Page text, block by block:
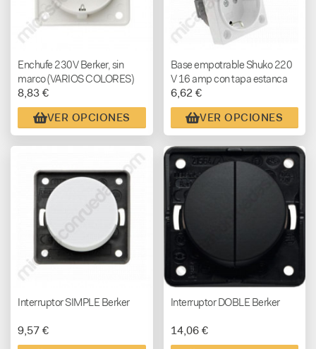
Enchufe 230V Berker, sin
marco (VARIOS COLORES)
8,83 €
VER OPCIONES
Base empotrable Shuko 220
V 16 amp con tapa estanca
color blanco o negro
6,62 €
VER OPCIONES
Interruptor SIMPLE Berker
9,57 €
Interruptor DOBLE Berker
14,06 €